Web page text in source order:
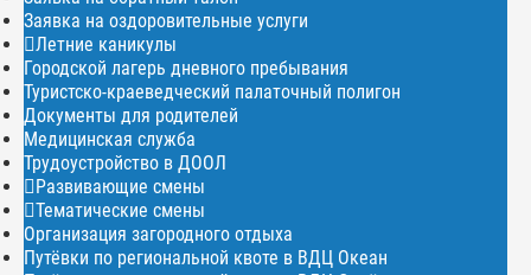
Заявка на оздоровительные услуги
Летние каникулы
Городской лагерь дневного пребывания
Туристско-краеведческий палаточный полигон
Документы для родителей
Медицинская служба
Трудоустройство в ДООЛ
Развивающие смены
Тематические смены
Организация загородного отдыха
Путёвки по региональной квоте в ВДЦ Океан